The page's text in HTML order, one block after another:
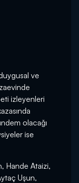
ve
izleyenleri
olacağı
ise
Hande Ataizi,
Uşun,